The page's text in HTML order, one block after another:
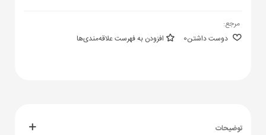
مرجع:
دوست داشتن0 افزودن به فهرست علاقه‌مندی‌ها
توضیحات